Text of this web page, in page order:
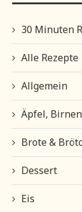
30 Minuten
Alle Rezepte
Allgemein
Äpfel,
Brote &
Dessert
Eis